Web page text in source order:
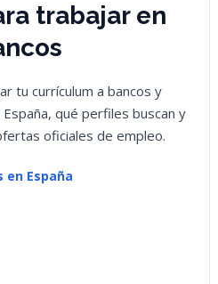
trabajar en
tu currículum a bancos y
qué perfiles buscan y
oficiales de empleo.
en España